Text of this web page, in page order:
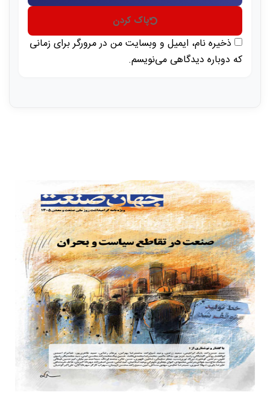
پاک کردن
ذخیره نام، ایمیل و وبسایت من در مرورگر برای زمانی
که دوباره دیدگاهی می‌نویسم.